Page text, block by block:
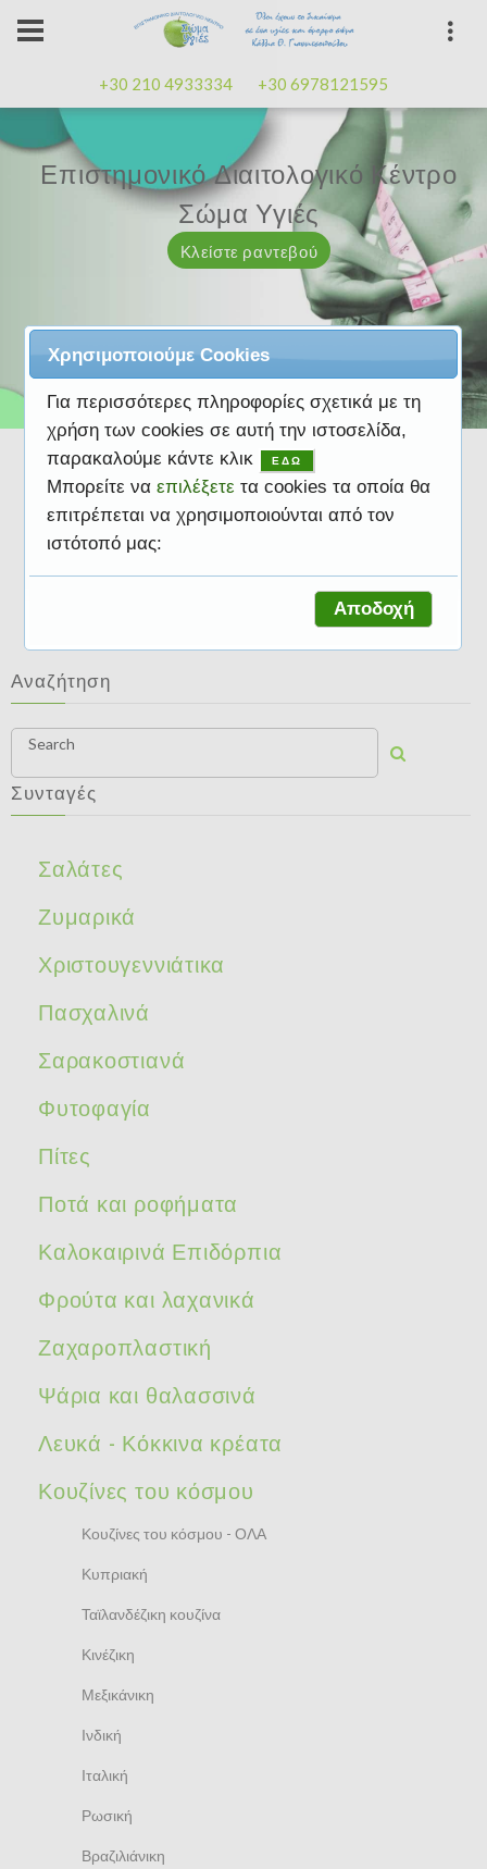
+30 210 4933334 +30 6978121595
Επαγγελματισμός, εμπειρίακαλή
διάθεση
Κλείστε ραντεβού
Επιστημονικό Διαιτολογικό Κέντρο
Σώμα Υγιές
Κλείστε ραντεβού
Μαζί μας μπορείτε
Κλείστε ραντεβού
Επαγγελματισμός, εμπειρίακαλή
διάθεση
Κλείστε ραντεβού
Επιστημονικό Διαιτολογικό Κέντρο
Σώμα Υγιές
Κλείστε ραντεβού
Βουλγάρικη
Αναζήτηση
Search
Συνταγές
Σαλάτες
Ζυμαρικά
Χριστουγεννιάτικα
Πασχαλινά
Σαρακοστιανά
Φυτοφαγία
Πίτες
Ποτά και ροφήματα
Καλοκαιρινά Επιδόρπια
Φρούτα και λαχανικά
Ζαχαροπλαστική
Ψάρια και θαλασσινά
Λευκά - Κόκκινα κρέατα
Κουζίνες του κόσμου
Κουζίνες του κόσμου - ΟΛΑ
Κυπριακή
Ταϊλανδέζικη κουζίνα
Κινέζικη
Μεξικάνικη
Ινδική
Ιταλική
Ρωσική
Βραζιλιάνικη
Χρησιμοποιούμε Cookies
Για περισσότερες πληροφορίες σχετικά με τη
χρήση των cookies σε αυτή την ιστοσελίδα,
παρακαλούμε κάντε κλικ
ΕΔΩ
Μπορείτε να επιλέξετε τα cookies τα οποία θα
επιτρέπεται να χρησιμοποιούνται από τον
ιστότοπό μας:
Αποδοχή